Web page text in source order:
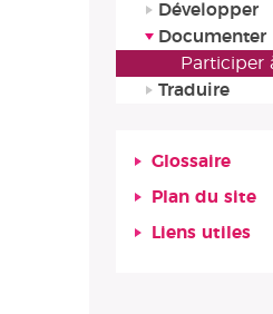
Développer
Documenter
Participer
Traduire
Glossaire
Plan du site
Liens utiles